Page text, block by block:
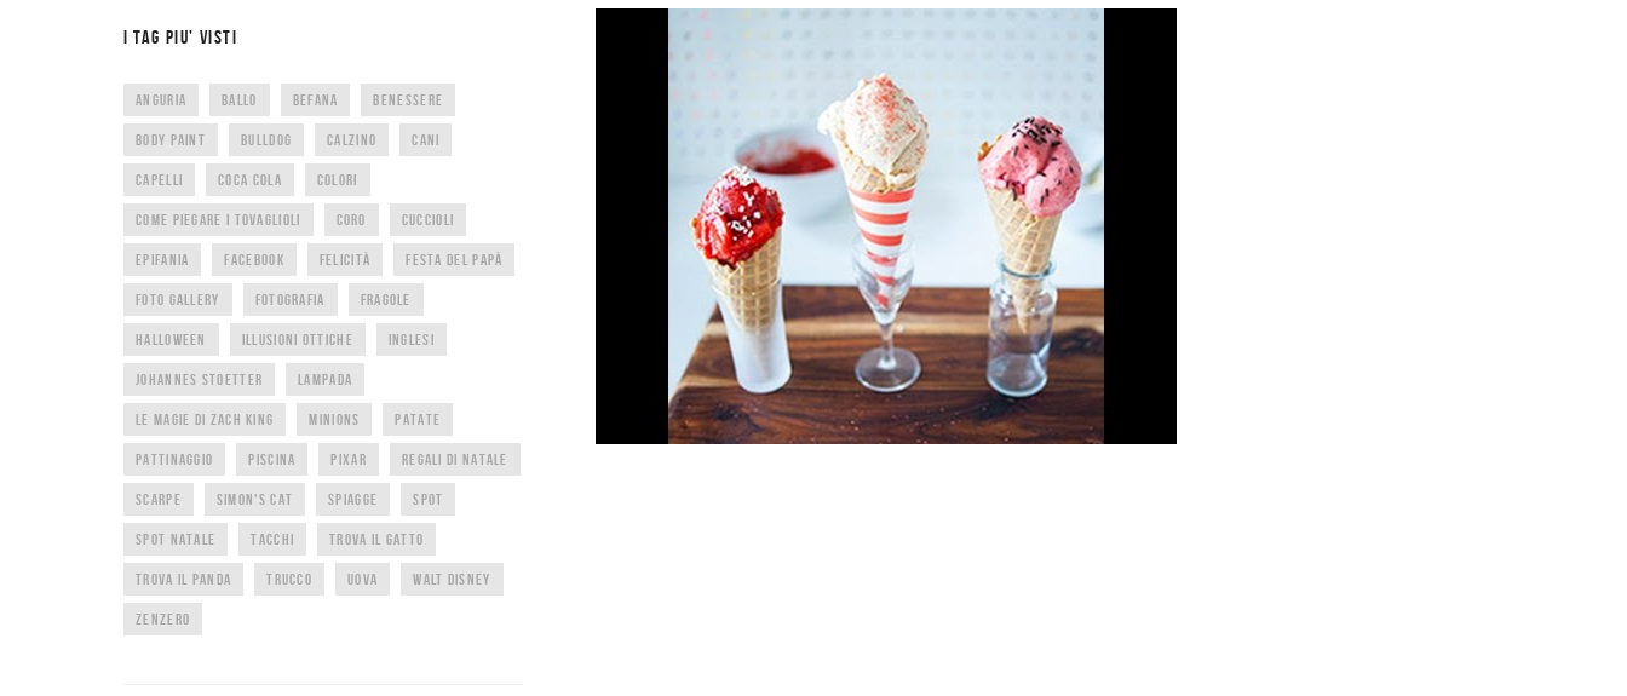
I TAG PIU’ VISTI
ANGURIA BALLO BEFANA BENESSERE
BODY PAINT BULLDOG CALZINO CANI
CAPELLI COCA COLA COLORI
COME PIEGARE I TOVAGLIOLI CORO CUCCIOLI
EPIFANIA FACEBOOK FELICITÀ FESTA DEL PAPÀ
FOTO GALLERY FOTOGRAFIA FRAGOLE
HALLOWEEN ILLUSIONI OTTICHE INGLESI
JOHANNES STOETTER LAMPADA
LE MAGIE DI ZACH KING MINIONS PATATE
PATTINAGGIO PISCINA PIXAR REGALI DI NATALE
SCARPE SIMON'S CAT SPIAGGE SPOT
SPOT NATALE TACCHI TROVA IL GATTO
TROVA IL PANDA TRUCCO UOVA WALT DISNEY
ZENZERO